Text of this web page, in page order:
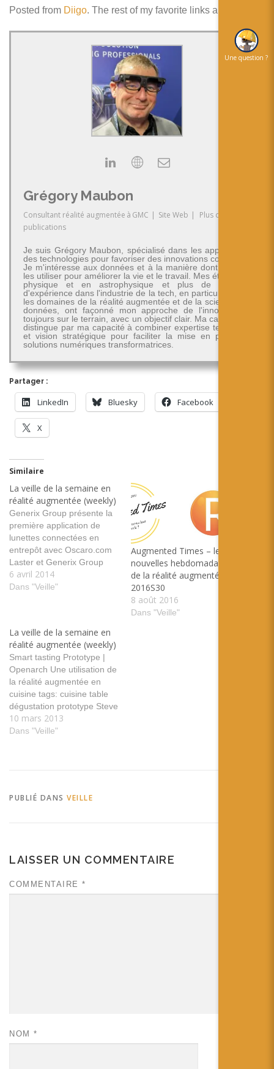
Posted from Diigo. The rest of my favorite links are
Grégory Maubon
Consultant réalité augmentée à GMC | Site Web |
Plus de
publications
Je suis Grégory Maubon, spécialisé dans les applications
des technologies pour favoriser des innovations concrètes.
Je m'intéresse aux données et à la manière dont on peut
les utiliser pour améliorer la vie et le travail. Mes études en
physique et en astrophysique et plus de 30 ans
d'expérience dans l'industrie de la tech, en particulier dans
les domaines de la réalité augmentée et de la science des
données, ont façonné mon approche de l'innovation -
toujours sur le terrain, avec un objectif clair. Ma carrière se
distingue par ma capacité à combiner expertise technique
et vision stratégique pour faciliter la mise en place de
solutions numériques transformatrices.
Partager :
LinkedIn Bluesky Facebook
X
Similaire
La veille de la semaine en
réalité augmentée (weekly)
Generix Group présente la
première application de
lunettes connectées en
entrepôt avec Oscaro.com
Laster et Generix Group
présente une utilisation de
la réalité augmentée dans
picking vrAse Une nouvelle
proposition pour
transformer votre
smartphone en lunette
immersive tags: eyedak
lunette smartphone 3D…
6 avril 2014
Dans "Veille"
Augmented Times – les
nouvelles hebdomadaires
de la réalité augmentée –
2016S30
8 août 2016
Dans "Veille"
La veille de la semaine en
réalité augmentée (weekly)
Smart tasting Prototype |
Openarch Une utilisation de
la réalité augmentée en
cuisine tags: cuisine table
dégustation prototype Steve
Mann: My “Augmediated”
Life - IEEE Spectrum 35 ans
ordinateur embarqué QR
Codes in Layar? Yes! –
10 mars 2013
Dans "Veille"
PUBLIÉ DANS VEILLE
LAISSER UN COMMENTAIRE
COMMENTAIRE *
NOM *
Une question ?